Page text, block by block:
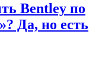
Bentley по
Да, но есть